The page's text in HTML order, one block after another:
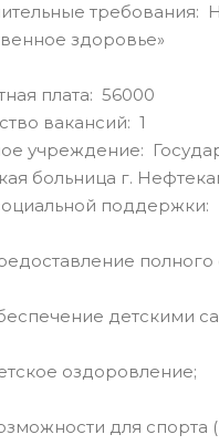
требования:
здоровье»
плата: 56000
вакансий: 1
учреждение:
больница г.
поддержки:
полного
детскими
оздоровление;
для спорта